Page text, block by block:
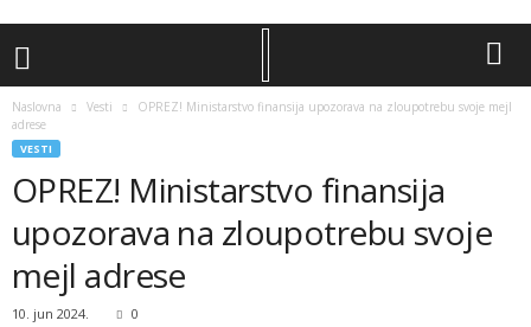
Naslovna Vesti
OPREZ! Ministarstvo finansija upozorava na zloupotrebu svoje mejl
adrese
VESTI
OPREZ! Ministarstvo finansija
upozorava na zloupotrebu svoje
mejl adrese
10. jun 2024. 0